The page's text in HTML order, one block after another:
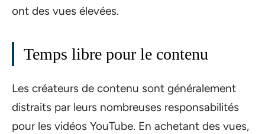
ont des vues élevées.
Temps libre pour le contenu
Les créateurs de contenu sont généralement
distraits par leurs nombreuses responsabilités
pour les vidéos YouTube. En achetant des vues,